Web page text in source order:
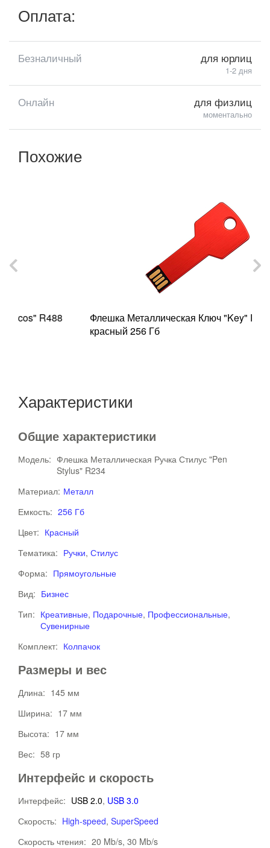
Оплата:
Безналичный для юрлиц
1-2 дня
Онлайн для физлиц
моментально
Похожие
Флешка Металлическая Ключ "Key" R145
красный 256 Гб
Характеристики
Общие характеристики
Модель: Флешка Металлическая Ручка Стилус "Pen
Stylus" R234
Материал: Металл
Емкость: 256 Гб
Цвет: Красный
Тематика: Ручки, Стилус
Форма: Прямоугольные
Вид: Бизнес
Тип: Креативные, Подарочные, Профессиональные,
Сувенирные
Комплект: Колпачок
Размеры и вес
Длина: 145 мм
Ширина: 17 мм
Высота: 17 мм
Вес: 58 гр
Интерфейс и скорость
Интерфейс: USB 2.0, USB 3.0
Скорость: High-speed, SuperSpeed
Скорость чтения: 20 Mb/s, 30 Mb/s